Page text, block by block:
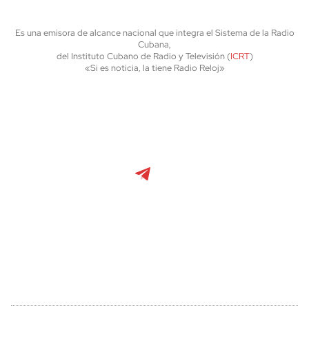
Es una emisora de alcance nacional que integra el Sistema de la Radio
Cubana,
del Instituto Cubano de Radio y Televisión (ICRT)
«Si es noticia, la tiene Radio Reloj»